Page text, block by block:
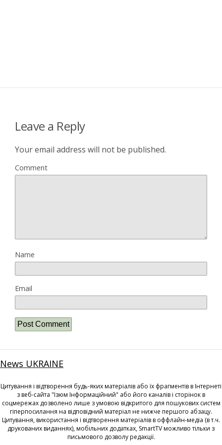
Leave a Reply
Your email address will not be published.
Comment
Name
Email
News UKRAINE
Цитування і відтворення будь-яких матеріалів або їх фрагментів в Інтернеті
з веб-сайта "Ізюм Інформаційний" або його каналів і сторінок в
соцмережах дозволено лише з умовою відкритого для пошукових систем
гіперпосилання на відповідний матеріал не нижче першого абзацу.
Цитування, використання і відтворення матеріалів в оффлайн-медіа (в т.ч.
друкованих виданнях), мобільних додатках, SmartTV можливо тільки з
письмового дозволу редакції.